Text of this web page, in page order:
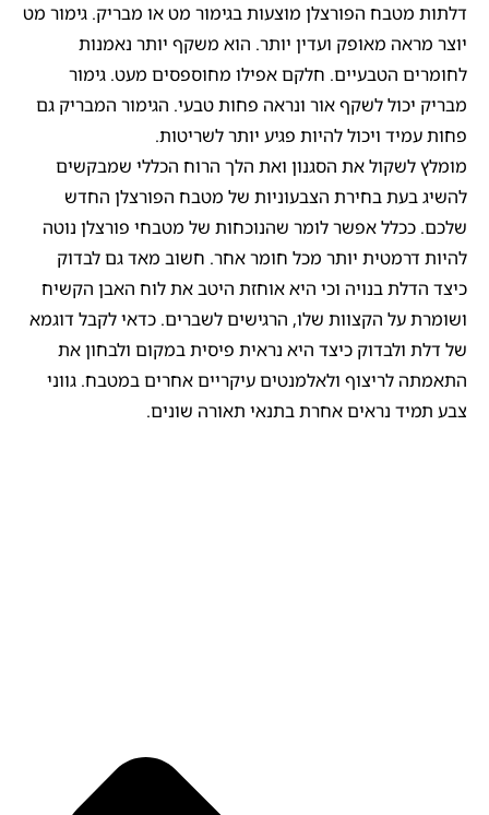
דלתות מטבח הפורצלן מוצעות בגימור מט או מבריק. גימור מט
יוצר מראה מאופק ועדין יותר. הוא משקף יותר נאמנות
לחומרים הטבעיים. חלקם אפילו מחוספסים מעט. גימור
מבריק יכול לשקף אור ונראה פחות טבעי. הגימור המבריק גם
פחות עמיד ויכול להיות פגיע יותר לשריטות.
מומלץ לשקול את הסגנון ואת הלך הרוח הכללי שמבקשים
להשיג בעת בחירת הצבעוניות של מטבח הפורצלן החדש
שלכם. ככלל אפשר לומר שהנוכחות של מטבחי פורצלן נוטה
להיות דרמטית יותר מכל חומר אחר. חשוב מאד גם לבדוק
כיצד הדלת בנויה וכי היא אוחזת היטב את לוח האבן הקשיח
ושומרת על הקצוות שלו, הרגישים לשברים. כדאי לקבל דוגמא
של דלת ולבדוק כיצד היא נראית פיסית במקום ולבחון את
התאמתה לריצוף ולאלמנטים עיקריים אחרים במטבח. גווני
צבע תמיד נראים אחרת בתנאי תאורה שונים.